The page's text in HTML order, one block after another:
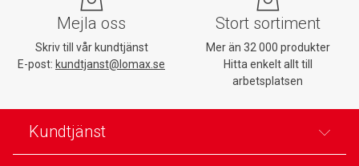
Mejla oss
Skriv till vår kundtjänst
E-post: kundtjanst@lomax.se
Stort sortiment
Mer än 32 000 produkter
Hitta enkelt allt till
arbetsplatsen
Kundtjänst